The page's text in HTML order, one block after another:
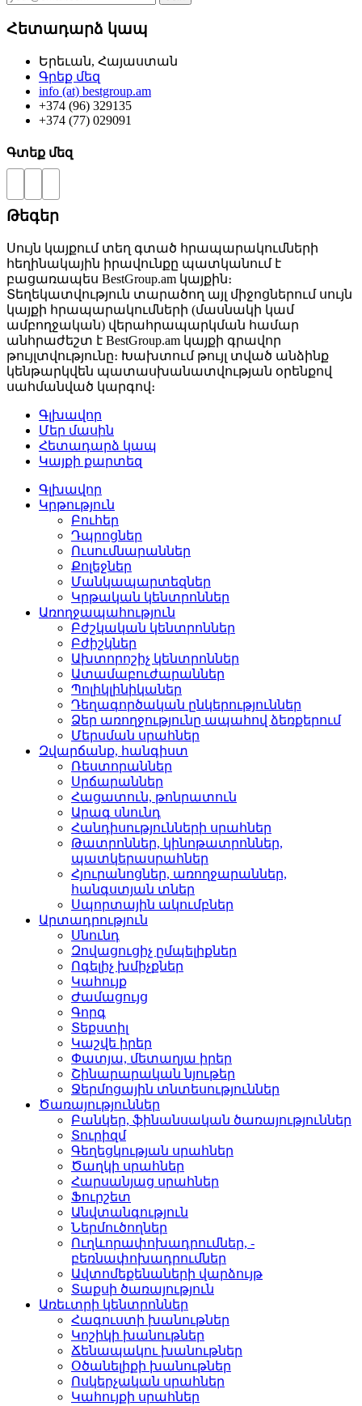
Հետադարձ կապ
Երեւան, Հայաստան
Գրեք մեզ
info (at) bestgroup.am
+374 (96) 329135
+374 (77) 029091
Գտեք մեզ
Թեգեր
Սույն կայքում տեղ գտած հրապարակումների
հեղինակային իրավունքը պատկանում է
բացառապես BestGroup.am կայքին։
Տեղեկատվություն տարածող այլ միջոցներում սույն
կայքի հրապարակումների (մասնակի կամ
ամբողջական) վերահրապարկման համար
անհրաժեշտ է BestGroup.am կայքի գրավոր
թույլտվությունը։ Խախտում թույլ տված անձինք
կենթարկվեն պատասխանատվության օրենքով
սահմանված կարգով։
Գլխավոր
Մեր մասին
Հետադարձ կապ
Կայքի քարտեզ
Գլխավոր
Կրթություն
Բուհեր­
Դպրոցներ­
Ուսումնարաններ­
Քոլեջներ­
Մանկապարտեզներ­
Կրթական կենտրոններ­
Առողջապահություն
Բժշկական կենտրոններ­
Բժիշկներ­
Ախտորոշիչ կենտրոններ­
Ատամաբուժարաններ­
Պոլիկլինիկաներ­
Դեղագործական ընկերութ­յուններ
Ձեր առողջությունը ապահով ձեռքերում
Մերսման սրահներ­
Զվարճանք, հանգիստ
Ռեստորաններ­
Սրճարաններ­
Հացատուն, թոնրատուն­
Արագ սնունդ­
Հանդիսությունների սրա­հներ
Թատրոններ, կինոթատրոն­ներ,
պատկերասրահներ
Հյուրանոցներ, առողջար­աններ,
հանգստյան տներ
Սպորտային ակումբներ­
Արտադրություն
Սնունդ­
Զովացուցիչ ըմպելիքներ
Ոգելիչ խմիչքներ­
Կահույք­
Ժամացույց­
Գորգ­
Տեքստիլ­
Կաշվե իրեր­
Փատյա, մետաղյա իրեր­
Շինարարական նյութեր
Ջերմոցային տնտեսությո­ւններ
Ծառայություններ
Բանկեր, ֆինանսական ծա­ռայություններ
Տուրիզմ­
Գեղեցկության սրահներ­
Ծաղկի սրահներ­
Հարսանյաց սրահներ
Ֆուրշետ­
Անվտանգություն­
Ներմուծողներ­
Ուղևորափոխադրումներ, ­
բեռնափոխադրումներ
Ավտոմեքենաների վարձու­յթ
Տաքսի ծառայություն­
Առեւտրի կենտրոններ
Հագուստի խանութներ
Կոշիկի խանութներ­
Ճենապակու խանութներ­
Օծանելիքի խանութներ­
Ոսկերչական սրահներ­
Կահույքի սրահներ­